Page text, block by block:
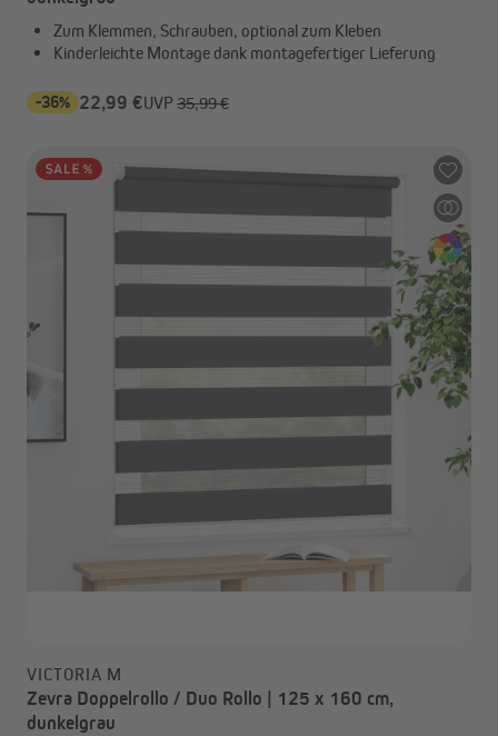
Zum Klemmen, Schrauben, optional zum Kleben
Kinderleichte Montage dank montagefertiger Lieferung
-36% 22,99 €UVP 35,99 €
VICTORIA M
Zevra Doppelrollo / Duo Rollo | 125 x 160 cm,
dunkelgrau